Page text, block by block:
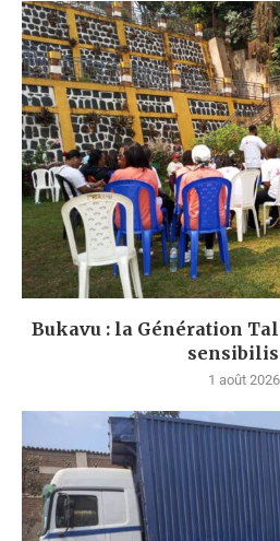
Bukavu : la Génération
1 août 2026